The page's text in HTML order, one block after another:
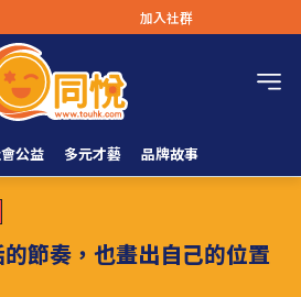
加入社群
公益 多元才藝 品牌故事
節奏，也畫出自己的位置